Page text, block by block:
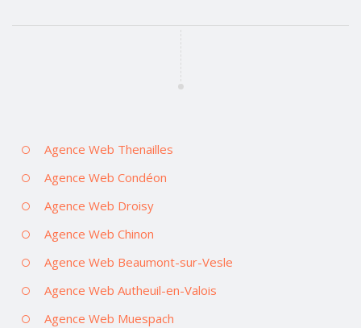
Agence Web Thenailles
Agence Web Condéon
Agence Web Droisy
Agence Web Chinon
Agence Web Beaumont-sur-Vesle
Agence Web Autheuil-en-Valois
Agence Web Muespach